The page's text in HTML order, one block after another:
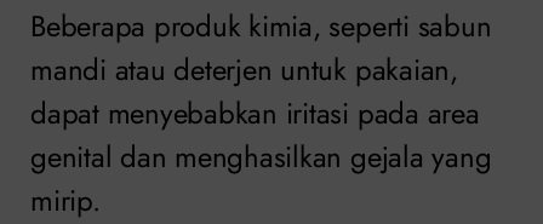
Beberapa produk kimia, seperti sabun
mandi atau deterjen untuk pakaian,
dapat menyebabkan iritasi pada area
genital dan menghasilkan gejala yang
mirip.